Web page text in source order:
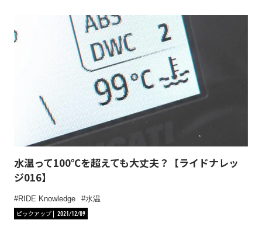
水温って100℃を超えても大丈夫？【ライドナレッ
ジ016】
RIDE Knowledge
水温
ピックアップ
2021/12/09